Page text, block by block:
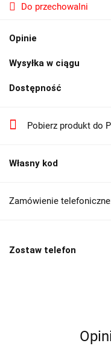
Do przechowalni
Opinie
Wysyłka w ciągu
Dostępność
Pobierz produkt do
Własny kod
Zamówienie
Zostaw telefon